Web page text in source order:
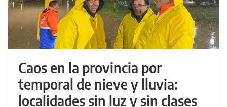
Caos en la provincia por
temporal de nieve y lluvia:
localidades sin luz y sin clases